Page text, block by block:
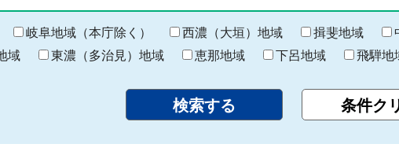
終
わ
り
岐阜地域（本庁除く） 西濃（大垣）地域 揖斐地域
域
東濃（多治見）地域 恵那地域 下呂地域 飛騨地